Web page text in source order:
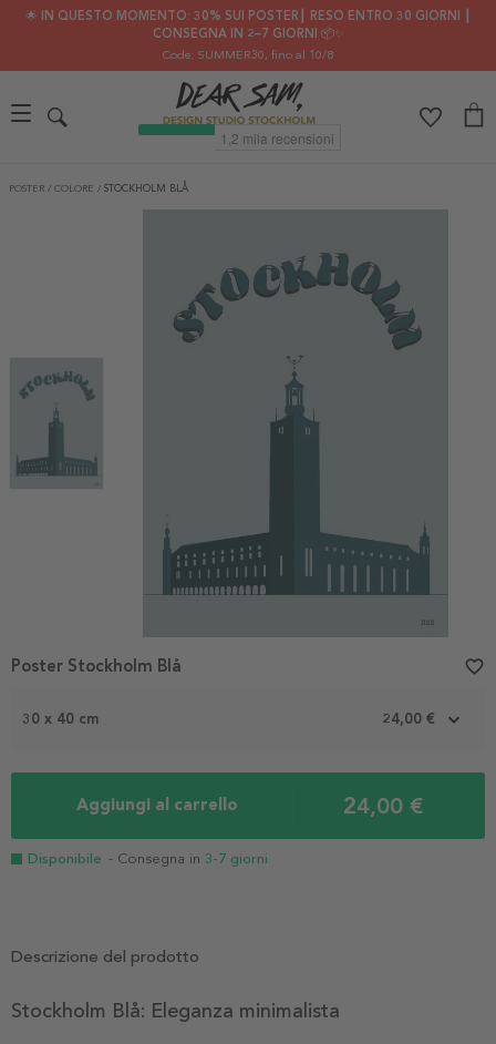
🌟 IN QUESTO MOMENTO: 30% SUI POSTER┃ RESO ENTRO 30 GIORNI ┃
CONSEGNA IN 2–7 GIORNI 📦✨
Code: SUMMER30, fino al 10/8
POSTER / COLORE / STOCKHOLM BLÅ
30 x 40 cm 24,00 €
Aggiungi al carrello 24,00 €
Disponibile - Consegna in 3-7 giorni
Poster Stockholm Blå favorite_border
Descrizione del prodotto
Stockholm Blå: Eleganza minimalista